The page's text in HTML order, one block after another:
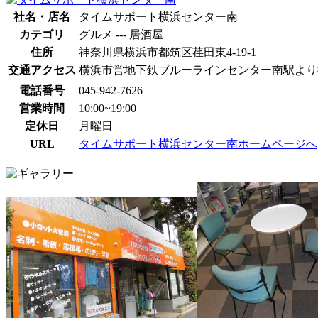
社名・店名
タイムサポート横浜センター南
カテゴリ
グルメ --- 居酒屋
住所
神奈川県横浜市都筑区荏田東4-19-1
交通アクセス 横浜市営地下鉄ブルーラインセンター南駅よ
電話番号
045-942-7626
営業時間
10:00~19:00
定休日
月曜日
URL
タイムサポート横浜センター南ホームページへ